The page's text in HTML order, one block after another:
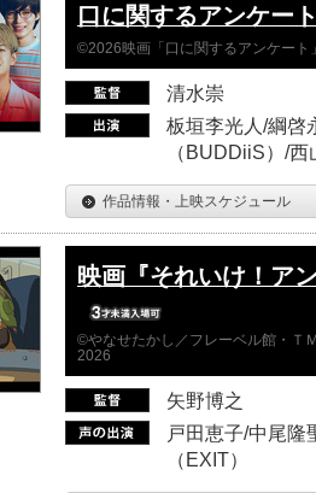
口に関するアンケー
©2026映画「口に関するアンケート
清水崇
板垣李光人/綱啓
（BUDDiiS）/
作品情報・上映スケジュール
映画『それいけ！ア
©やなせたかし／フレーベル館・Ｔ
2026
矢野博之
戸田恵子/中尾隆
（EXIT）